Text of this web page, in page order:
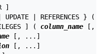
]
UPDATE | REFERENCES } (
] (
column_name [,
[, ...]
[, ...]